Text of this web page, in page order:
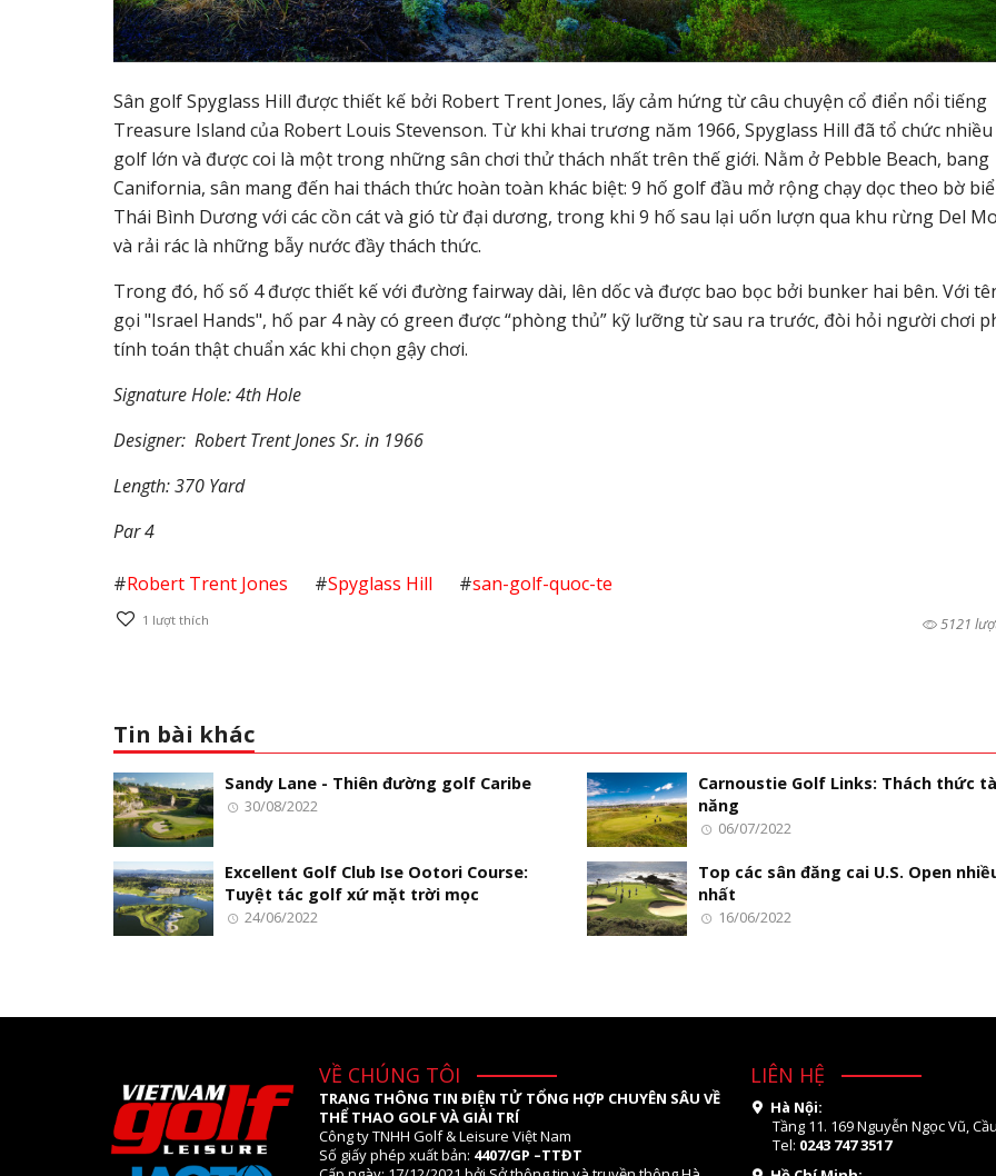
Sân golf Spyglass Hill được thiết kế bởi Robert Trent Jones, lấy cảm hứng từ câu chuyện cổ điển nổi tiếng
Treasure Island của Robert Louis Stevenson. Từ khi khai trương năm 1966, Spyglass Hill đã tổ chức
golf lớn và được coi là một trong những sân chơi thử thách nhất trên thế giới. Nằm ở Pebble Beach, bang
Canifornia, sân mang đến hai thách thức hoàn toàn khác biệt: 9 hố golf đầu mở rộng chạy dọc theo bờ
Thái Bình Dương với các cồn cát và gió từ đại dương, trong khi 9 hố sau lại uốn lượn qua khu rừng Del
và rải rác là những bẫy nước đầy thách thức.
Trong đó, hố số 4 được thiết kế với đường fairway dài, lên dốc và được bao bọc bởi bunker hai bên. Với
gọi "Israel Hands", hố par 4 này có green được “phòng thủ” kỹ lưỡng từ sau ra trước, đòi hỏi người chơi
tính toán thật chuẩn xác khi chọn gậy chơi.
Signature Hole: 4th Hole
Designer: Robert Trent Jones Sr. in 1966
Length: 370 Yard
Par 4
#Robert Trent Jones #Spyglass Hill #san-golf-quoc-te
1 lượt thích 5121
Tin bài khác
Sandy Lane - Thiên đường golf Caribe
30/08/2022
Carnoustie Golf Links: Thách thức
năng
06/07/2022
Excellent Golf Club Ise Ootori Course:
Tuyệt tác golf xứ mặt trời mọc
24/06/2022
Top các sân đăng cai U.S. Open
nhất
16/06/2022
VỀ CHÚNG TÔI
TRANG THÔNG TIN ĐIỆN TỬ TỔNG HỢP CHUYÊN SÂU VỀ
THỂ THAO GOLF VÀ GIẢI TRÍ
Công ty TNHH Golf & Leisure Việt Nam
Số giấy phép xuất bản: 4407/GP –TTĐT
LIÊN HỆ
Hà Nội:
Tầng 11. 169 Nguyễn Ngọc Vũ,
Tel: 0243 747 3517